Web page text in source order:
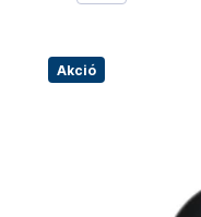
Akció